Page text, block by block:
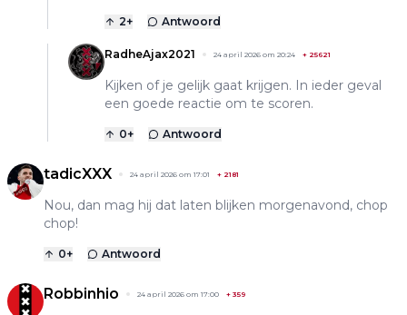
2+ Antwoord
RadheAjax2021 24 april 2026 om 20:24 + 25621
Kijken of je gelijk gaat krijgen. In ieder geval
een goede reactie om te scoren.
0+ Antwoord
tadicXXX 24 april 2026 om 17:01 + 2181
Nou, dan mag hij dat laten blijken morgenavond, chop
chop!
0+ Antwoord
Robbinhio 24 april 2026 om 17:00 + 359